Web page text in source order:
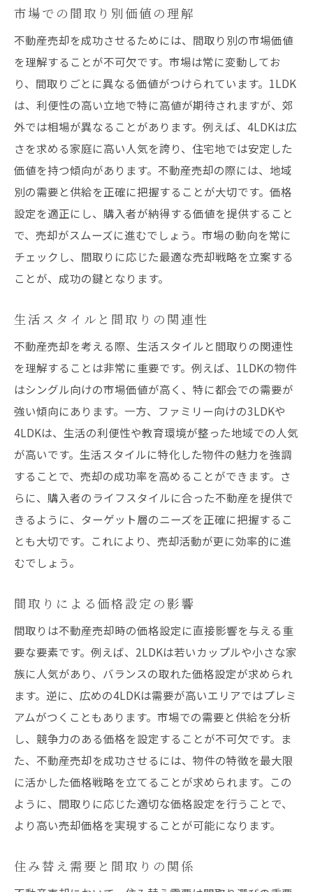
適正価格を算出するためのポイント
価格交渉に強い売却担当者を選ぶ
購入者が求めるプラスアルファの提案
売却期間を短縮するための価格戦略
4LDKの物件で競争力を高める売却戦略
広さを最大限に活かす演出法
大家族向けのプロモーション術
4LDK特有の魅力を効果的に伝える
市場競争を勝ち抜くための価格策
購入者のフィードバックを活用する
不動産売却交渉術で間取りの魅力を最大化
購入者のニーズを引き出すヒアリング術
間取りの強みを言葉で伝える技術
交渉を有利に進めるための資料作成
価格交渉で押さえるべき妥協点
交渉後のフォローアップの重要性
不動産売却における市場価値の理解と応用
市場価値を正しく把握する方法
競合分析で導き出す売却価値
市場価値と価格設定の連動性
不動産エージェントの活用法
市場価値を高めるための改善案
売却後の市場価値の追跡と評価
売却準備の段階的アプローチ
時間管理とスケジュールの組み立て
売却活動時に注意すべき法律事項
購入者を惹きつける広告作成のコツ
内覧会での効果的なプレゼンテーション
売却完了後の手続きとフォローアップ
市場での間取り別価値の理解
不動産売却を成功させるためには、間取り別の市場価値
を理解することが不可欠です。市場は常に変動してお
り、間取りごとに異なる価値がつけられています。1LDK
は、利便性の高い立地で特に高値が期待されますが、郊
外では相場が異なることがあります。例えば、4LDKは広
さを求める家庭に高い人気を誇り、住宅地では安定した
価値を持つ傾向があります。不動産売却の際には、地域
別の需要と供給を正確に把握することが大切です。価格
設定を適正にし、購入者が納得する価値を提供すること
で、売却がスムーズに進むでしょう。市場の動向を常に
チェックし、間取りに応じた最適な売却戦略を立案する
ことが、成功の鍵となります。
生活スタイルと間取りの関連性
不動産売却を考える際、生活スタイルと間取りの関連性
を理解することは非常に重要です。例えば、1LDKの物件
はシングル向けの市場価値が高く、特に都会での需要が
強い傾向にあります。一方、ファミリー向けの3LDKや
4LDKは、生活の利便性や教育環境が整った地域での人気
が高いです。生活スタイルに特化した物件の魅力を強調
することで、売却の成功率を高めることができます。さ
らに、購入者のライフスタイルに合った不動産を提供で
きるように、ターゲット層のニーズを正確に把握するこ
とも大切です。これにより、売却活動が更に効率的に進
むでしょう。
間取りによる価格設定の影響
間取りは不動産売却時の価格設定に直接影響を与える重
要な要素です。例えば、2LDKは若いカップルや小さな家
族に人気があり、バランスの取れた価格設定が求められ
ます。逆に、広めの4LDKは需要が高いエリアではプレミ
アムがつくこともあります。市場での需要と供給を分析
し、競争力のある価格を設定することが不可欠です。ま
た、不動産売却を成功させるには、物件の特徴を最大限
に活かした価格戦略を立てることが求められます。この
ように、間取りに応じた適切な価格設定を行うことで、
より高い売却価格を実現することが可能になります。
住み替え需要と間取りの関係